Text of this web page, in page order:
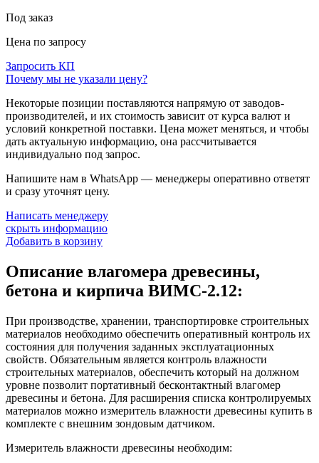
Под заказ
Цена по запросу
Запросить КП
Почему мы не указали цену?
Некоторые позиции поставляются напрямую от заводов-
производителей, и их стоимость зависит от курса валют и
условий конкретной поставки. Цена может меняться, и чтобы
дать актуальную информацию, она рассчитывается
индивидуально под запрос.
Напишите нам в WhatsApp — менеджеры оперативно ответят
и сразу уточнят цену.
Написать менеджеру
скрыть информацию
Добавить в корзину
Описание влагомера древесины,
бетона и кирпича ВИМС-2.12:
При производстве, хранении, транспортировке строительных
материалов необходимо обеспечить оперативный контроль их
состояния для получения заданных эксплуатационных
свойств. Обязательным является контроль влажности
строительных материалов, обеспечить который на должном
уровне позволит портативный бесконтактный влагомер
древесины и бетона. Для расширения списка контролируемых
материалов можно измеритель влажности древесины купить в
комплекте с внешним зондовым датчиком.
Измеритель влажности древесины необходим: